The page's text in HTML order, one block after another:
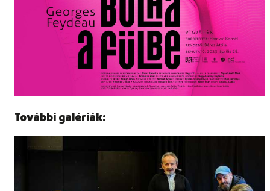
További galériák: